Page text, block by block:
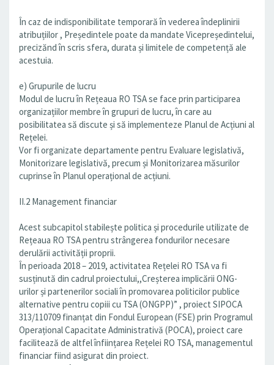
În caz de indisponibilitate temporară în vederea îndeplinirii
atribuțiilor , Președintele poate da mandate Vicepreședintelui,
precizănd în scris sfera, durata și limitele de competență ale
acestuia.
e) Grupurile de lucru
Modul de lucru în Rețeaua RO TSA se face prin participarea
organizațiilor membre în grupuri de lucru, în care au
posibilitatea să discute și să implementeze Planul de Acțiuni al
Rețelei.
Vor fi organizate departamente pentru Evaluare legislativă,
Monitorizare legislativă, precum și Monitorizarea măsurilor
cuprinse în Planul operațional de acțiuni.
II.2 Management financiar
Acest subcapitol stabilește politica și procedurile utilizate de
Rețeaua RO TSA pentru strângerea fondurilor necesare
derulării activității proprii.
În perioada 2018 – 2019, activitatea Rețelei RO TSA va fi
susținută din cadrul proiectului,,Creșterea implicării ONG-
urilor și partenerilor sociali în promovarea politicilor publice
alternative pentru copiii cu TSA (ONGPP)” , proiect SIPOCA
313/110709 finanțat din Fondul European (FSE) prin Programul
Operațional Capacitate Administrativă (POCA), proiect care
facilitează de altfel înființarea Rețelei RO TSA, managementul
financiar fiind asigurat din proiect.